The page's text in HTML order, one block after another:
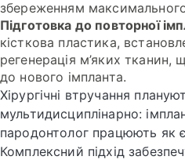
збереженням максимального
Підготовка до повторної
кісткова пластика,
регенерація м’яких тканин,
до нового імпланта.
Хірургічні втручання
мультидисциплінарно:
пародонтолог працюють як
Комплексний підхід